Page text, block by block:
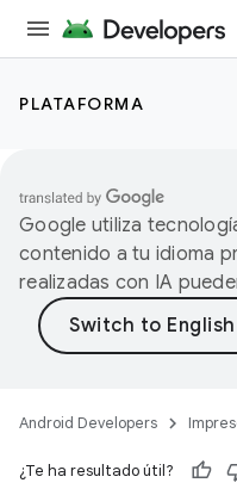
PLATAFORMA
Google utiliza
contenido a tu idioma
realizadas con IA
Android Developers
¿Te ha resultado útil?